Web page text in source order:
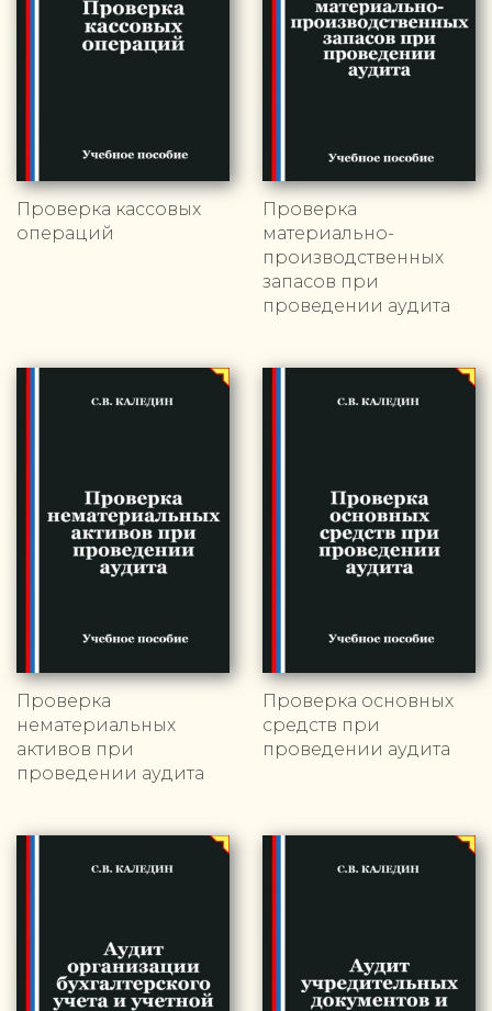
Проверка кассовых
операций
Проверка
материально-
производственных
запасов при
проведении аудита
Проверка
нематериальных
активов при
проведении аудита
Проверка основных
средств при
проведении аудита